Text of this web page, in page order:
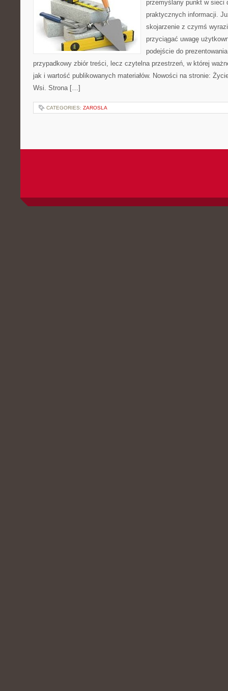
przemyślany punkt w sieci
praktycznych informacji.
skojarzenie z czymś
przyciągać uwagę
podejście do
przypadkowy zbiór treści, lecz czytelna przestrzeń, w której
jak i wartość publikowanych materiałów. Nowości na stronie:
Wsi. Strona […]
CATEGORIES: ZAROSLA